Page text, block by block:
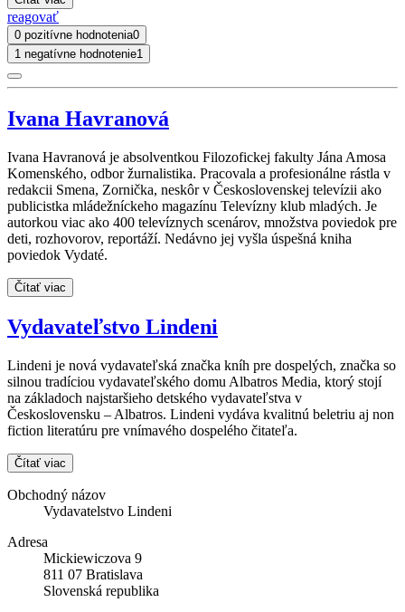
reagovať
0 pozitívne hodnotenia0
1 negatívne hodnotenie1
Ivana Havranová
Ivana Havranová je absolventkou Filozofickej fakulty Jána Amosa
Komenského, odbor žurnalistika. Pracovala a profesionálne rástla v
redakcii Smena, Zornička, neskôr v Československej televízii ako
publicistka mládežníckeho magazínu Televízny klub mladých. Je
autorkou viac ako 400 televíznych scenárov, množstva poviedok pre
deti, rozhovorov, reportáží. Nedávno jej vyšla úspešná kniha
poviedok Vydaté.
Čítať viac
Vydavateľstvo Lindeni
Lindeni je nová vydavateľská značka kníh pre dospelých, značka so
silnou tradíciou vydavateľského domu Albatros Media, ktorý stojí
na základoch najstaršieho detského vydavateľstva v
Československu – Albatros. Lindeni vydáva kvalitnú beletriu aj non
fiction literatúru pre vnímavého dospelého čitateľa.
Čítať viac
Obchodný názov
Vydavatelstvo Lindeni
Adresa
Mickiewiczova 9
811 07 Bratislava
Slovenská republika